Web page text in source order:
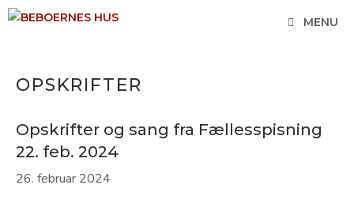
Hop
MENU
OPSKRIFTER
Opskrifter og sang fra Fællesspisning
22. feb. 2024
26. februar 2024